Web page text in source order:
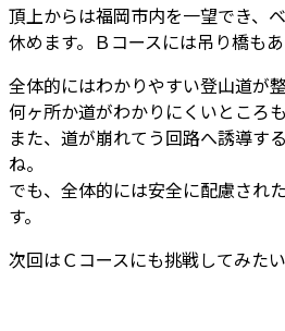
頂上からは福岡市内を一望でき、
休めます。Ｂコースには吊り橋もあ
全体的にはわかりやすい登山道が
何ヶ所か道がわかりにくいところ
また、道が崩れてう回路へ誘導す
ね。
でも、全体的には安全に配慮され
す。
次回はＣコースにも挑戦してみた